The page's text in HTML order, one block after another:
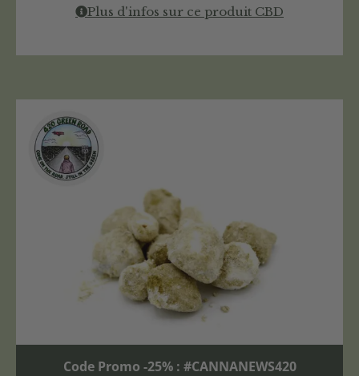
Plus d'infos sur ce produit CBD
Code Promo -25% : #CANNANEWS420